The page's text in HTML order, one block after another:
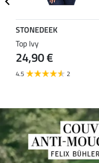
STONEDEEK
Top Ivy
24,90 €
4.5 2